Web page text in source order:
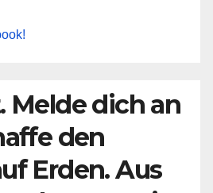
Melde dich an
den
Erden. Aus